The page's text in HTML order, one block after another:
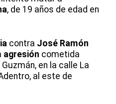
, de 19 años de edad en
contra José Ramón
agresión cometida
en la calle La
al este de